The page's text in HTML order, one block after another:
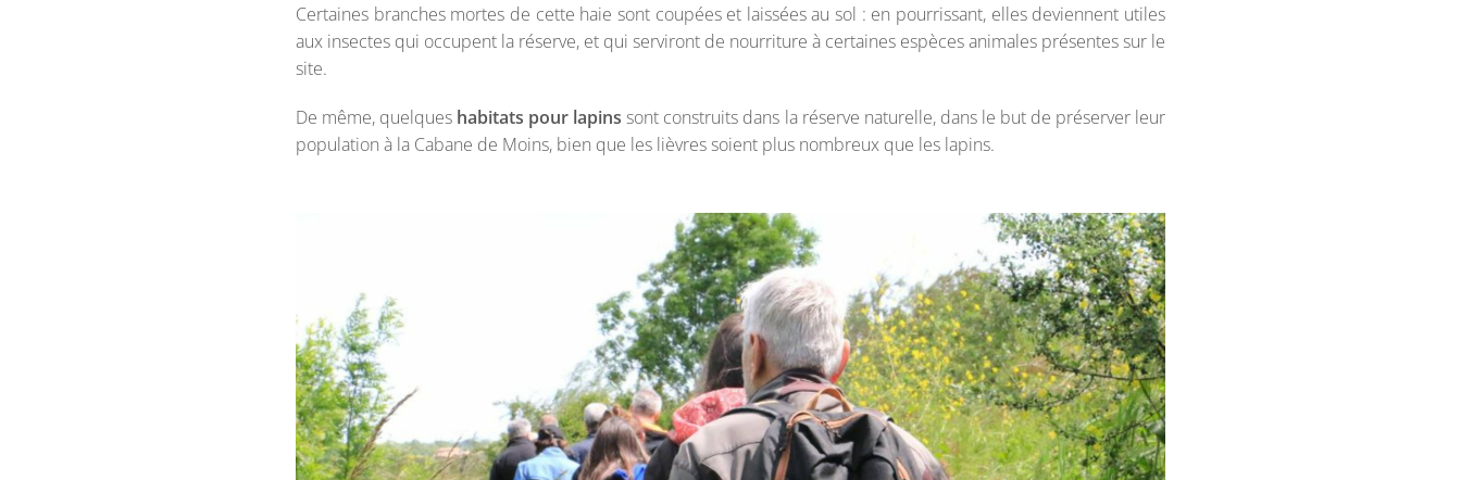
Certaines branches mortes de cette haie sont coupées et laissées au sol : en pourrissant, elles deviennent utiles
aux insectes qui occupent la réserve, et qui serviront de nourriture à certaines espèces animales présentes sur le
site.
De même, quelques habitats pour lapins sont construits dans la réserve naturelle, dans le but de préserver leur
population à la Cabane de Moins, bien que les lièvres soient plus nombreux que les lapins.